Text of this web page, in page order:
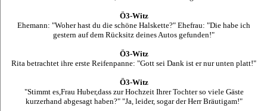
Ö3-Witz
Ehemann: "Woher hast du die schöne Halskette?" Ehefrau: "Die habe ich
gestern auf dem Rücksitz deines Autos gefunden!"
Ö3-Witz
Rita betrachtet ihre erste Reifenpanne: "Gott sei Dank ist er nur unten platt!"
Ö3-Witz
"Stimmt es,Frau Huber,dass zur Hochzeit Ihrer Tochter so viele Gäste
kurzerhand abgesagt haben?" "Ja, leider, sogar der Herr Bräutigam!"